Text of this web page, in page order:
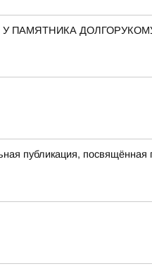
ПАМЯТНИКА
публикация,